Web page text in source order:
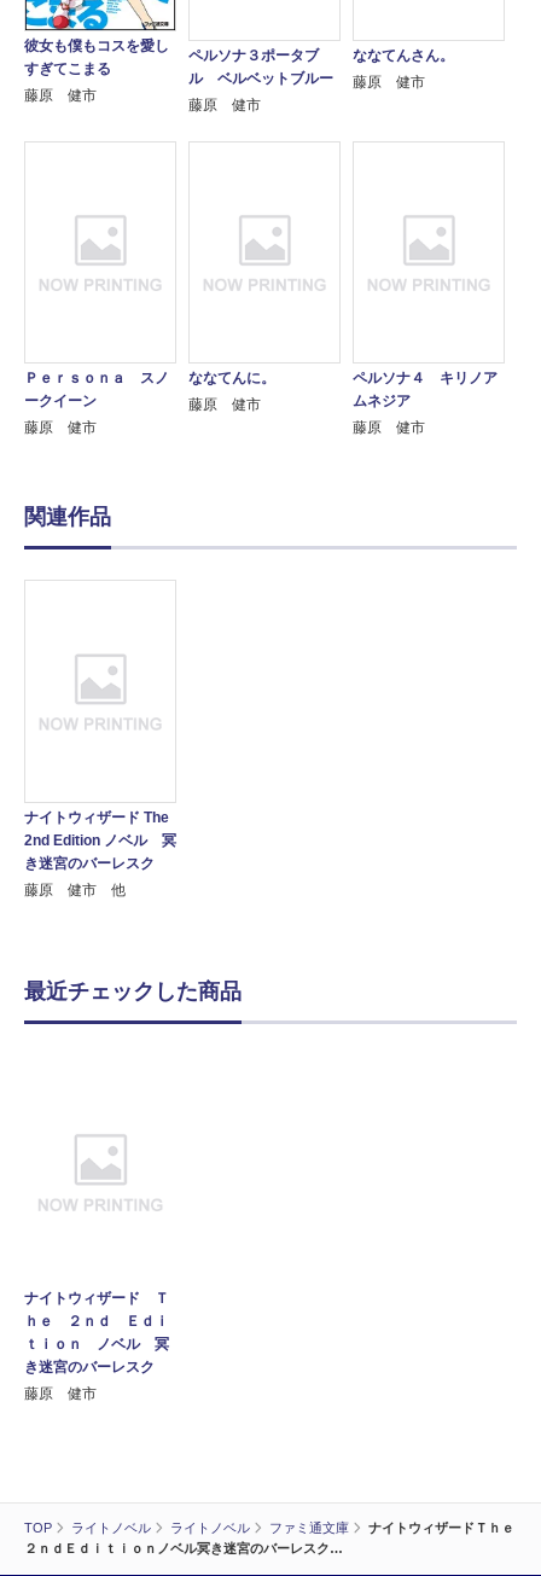
TOP ライトノベル ライトノベル ファミ通文庫
ナイトウィザードＴｈｅ
２ｎｄＥｄｉｔｉｏｎノベル冥き迷宮のバーレスク…
彼女も僕もコスを愛し
すぎてこまる
藤原 健市
ペルソナ３ポータブ
ル ベルベットブルー
藤原 健市
ななてんさん。
藤原 健市
Ｐｅｒｓｏｎａ スノ
ークイーン
藤原 健市
ななてんに。
藤原 健市
ペルソナ４ キリノア
ムネジア
藤原 健市
関連作品
ナイトウィザード The
2nd Edition ノベル 冥
き迷宮のバーレスク
藤原 健市 他
最近チェックした商品
ナイトウィザード Ｔ
ｈｅ ２ｎｄ Ｅｄｉ
ｔｉｏｎ ノベル 冥
き迷宮のバーレスク
藤原 健市